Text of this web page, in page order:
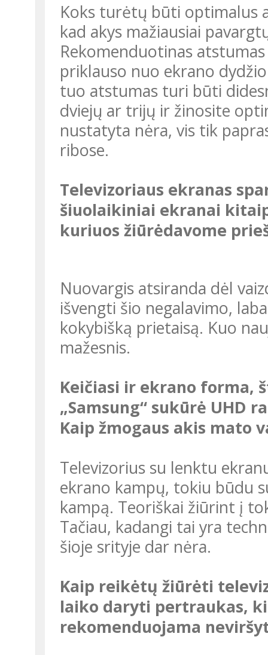
Koks turėtų būti optimalus atstumas tarp žmogaus ir ekrano,
kad akys mažiausiai
Rekomenduotinas atstumas nuo žiūrovo akių iki televizoriaus
priklauso nuo ekrano
tuo atstumas turi būti
dviejų ar trijų ir žinosite
nustatyta nėra, vis tik
ribose.
Televizoriaus ekranas sparčiai evoliucionuoja. Ar
šiuolaikiniai ekranai
kuriuos žiūrėdavome
Nuovargis atsiranda dėl vaizdo mirgėjimo ekrane, todėl norint
išvengti šio negalavimo,
kokybišką prietaisą. Kuo
mažesnis.
Keičiasi ir ekrano forma, štai pavyzdžiui kompanija
„Samsung“ sukūrė UHD
Kaip žmogaus akis mato
Televizorius su lenktu ekranu sutrumpina atstumą tarp akies ir
ekrano kampų, tokiu būdu
kampą. Teoriškai žiūrint į
Tačiau, kadangi tai yra
šioje srityje dar nėra.
Kaip reikėtų žiūrėti televizorių, norint tausoti akis: kas kiek
laiko daryti pertraukas,
rekomenduojama